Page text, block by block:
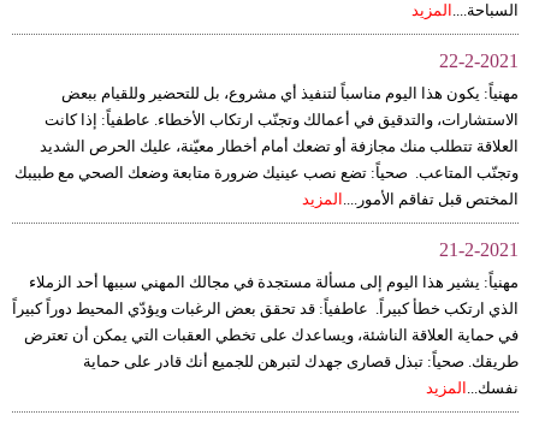
السباحة.... المزيد
22-2-2021
مهنياً: يكون هذا اليوم مناسباً لتنفيذ أي مشروع، بل للتحضير وللقيام ببعض
الاستشارات، والتدقيق في أعمالك وتجنّب ارتكاب الأخطاء. عاطفياً: إذا كانت
العلاقة تتطلب منك مجازفة أو تضعك أمام أخطار معيّنة، عليك الحرص الشديد
وتجنّب المتاعب. صحياً: تضع نصب عينيك ضرورة متابعة وضعك الصحي مع طبيبك
المختص قبل تفاقم الأمور.... المزيد
21-2-2021
مهنياً: يشير هذا اليوم إلى مسألة مستجدة في مجالك المهني سببها أحد الزملاء
الذي ارتكب خطأ كبيراً. عاطفياً: قد تحقق بعض الرغبات ويؤدّي المحيط دوراً كبيراً
في حماية العلاقة الناشئة، ويساعدك على تخطي العقبات التي يمكن أن تعترض
طريقك. صحياً: تبذل قصارى جهدك لتبرهن للجميع أنك قادر على حماية
نفسك... المزيد